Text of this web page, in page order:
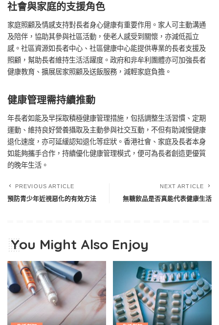
社會與家庭的支援角色
家庭照顧及情感支持對長者身心健康有重要作用。家人可主動溝通
及陪伴，協助其參與社區活動，使老人感受到關懷，亦減低孤立
感。社區資源如長者中心、社區健康中心能提供專業的長者支援及
照顧，幫助長者維持生活活躍度。政府和非牟利團體亦可加強長者
健康教育、擴展居家照顧及送飯服務，減輕家庭負擔。
健康管理需持續推動
年長者如能及早採取積極健康管理措施，包括調整生活習慣、定期
運動、維持良好營養攝取及主動參與社交互動，不但有助減慢健康
退化速度，亦可延緩認知退化等症狀。香港社會、家庭及長者本身
如能夠攜手合作，持續優化健康管理模式，便可為長者創造更優質
的晚年生活。​
PREVIOUS ARTICLE
預防青少年近視惡化的有效方法
NEXT ARTICLE
無糖飲品是否真能代表健康生活
You Might Also Enjoy